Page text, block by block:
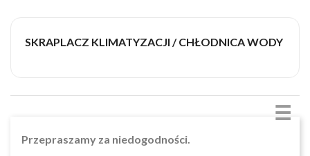
SKRAPLACZ KLIMATYZACJI / CHŁODNICA WODY
Przepraszamy za niedogodności.
☰